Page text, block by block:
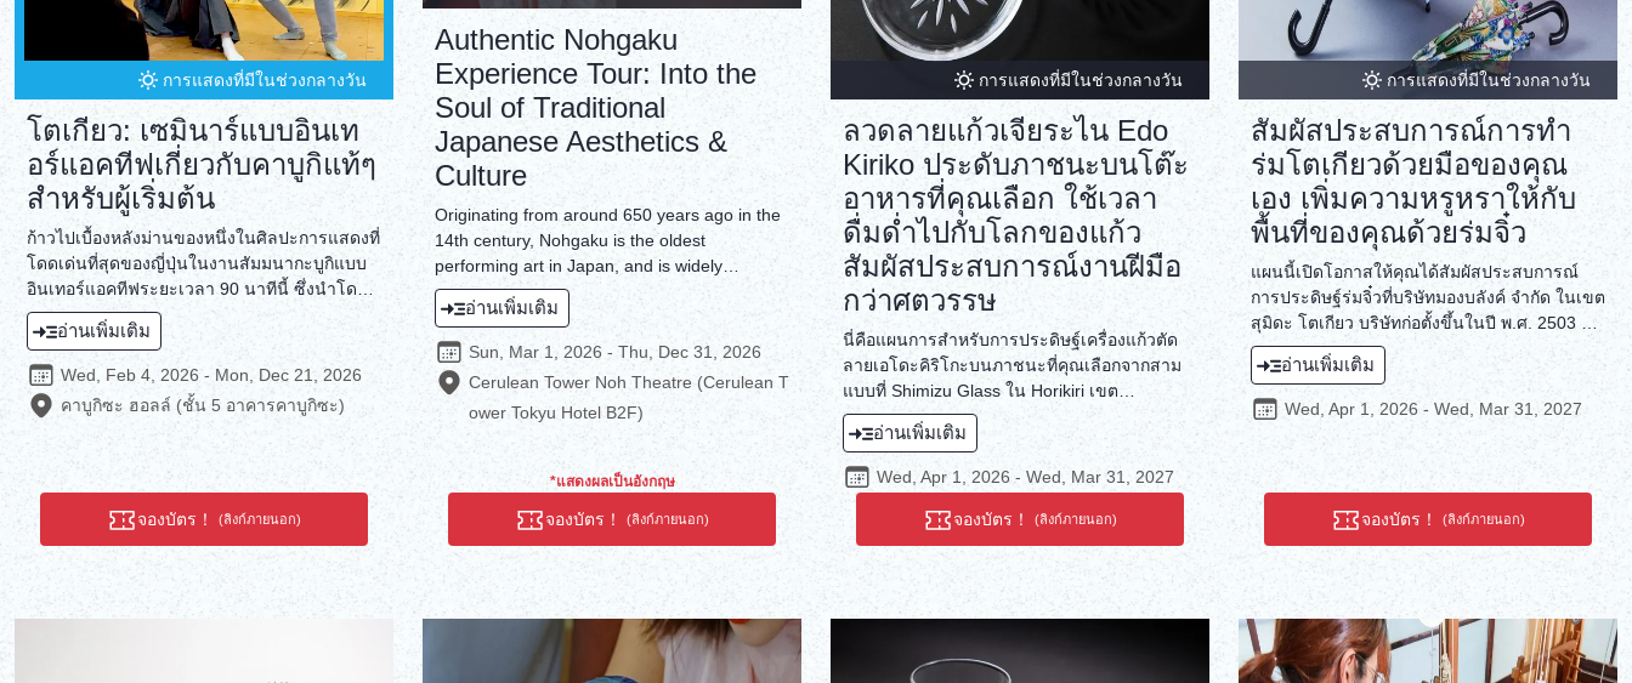
การแสดงที่มีในช่วงกลางวัน
โตเกียว: เซมินาร์แบบอินเท
อร์แอคทีฟเกี่ยวกับคาบูกิแท้ๆ
สำหรับผู้เริ่มต้น
ก้าวไปเบื้องหลังม่านของหนึ่งในศิลปะการแสดงที่
โดดเด่นที่สุดของญี่ปุ่นในงานสัมมนากะบูกิแบบ
อินเทอร์แอคทีฟระยะเวลา 90 นาทีนี้ ซึ่งนำโดย
นักแสดงกะบูกิมืออาชีพที่โรงละครกะบูกิซะในกิน
ซ่า โปรแกรมสุดพิเศษนี้จะพาคุณสำรวจ
ประวัติศาสตร์อันยาวนานและเทคนิคอันเป็น
เอกลักษณ์ของกะบุกิ!
อ่านเพิ่มเติม
Wed, Feb 4, 2026 - Mon, Dec 21, 2026
คาบูกิซะ ฮอลล์ (ชั้น 5 อาคารคาบูกิซะ)
จองบัตร！ (ลิงก์ภายนอก)
Authentic Nohgaku
Experience Tour: Into the
Soul of Traditional
Japanese Aesthetics &
Culture
Originating from around 650 years ago in the
14th century, Nohgaku is the oldest
performing art in Japan, and is widely
considered the world's oldest form of musical
theater. It was registered as a UNESCO
Intangible Cultural Heritage in 2001 and is
recognized as one of the world's oldest forms
of theater. But it is not just theater; it is an art
form that encapsulates Japanese aesthetics
and spirituality, a classical performing art that
transcends words and allows viewers to get in
touch with Japanese culture.This tour, which
includes performances, explanations, and
experiences by real Noh performers who
opportunity to dive deep into the soul of
Japanese culture along with Noh performers.
อ่านเพิ่มเติม
Sun, Mar 1, 2026 - Thu, Dec 31, 2026
Cerulean Tower Noh Theatre (Cerulean T
ower Tokyu Hotel B2F)
*แสดงผลเป็นอังกฤษ
จองบัตร！ (ลิงก์ภายนอก)
การแสดงที่มีในช่วงกลางวัน
ลวดลายแก้วเจียระไน Edo
Kiriko ประดับภาชนะบนโต๊ะ
อาหารที่คุณเลือก ใช้เวลา
ดื่มด่ำไปกับโลกของแก้ว
สัมผัสประสบการณ์งานฝีมือ
กว่าศตวรรษ
นี่คือแผนการสำหรับการประดิษฐ์เครื่องแก้วตัด
ลายเอโดะคิริโกะบนภาชนะที่คุณเลือกจากสาม
แบบที่ Shimizu Glass ใน Horikiri เขต
Katsushika-ku Shimizu Glass ก่อตั้งขึ้นในปี
1923 ในฐานะบริษัทแปรรูปแก้ว และได้พัฒนา
เทคนิคการแปรรูปแก้วอย่างต่อเนื่องตลอดหนึ่ง
ศตวรรษ ผลิตภัณฑ์เครื่องแก้วตัดลายเอโดะคิริ
โกะที่เปี่ยมไปด้วยประสบการณ์อันยาวนานนี้ คือ
ผลงานศิลปะที่มีลวดลายอันวิจิตรบรรจงที่คุณ
สีสันให้กับโต๊ะอาหารของคุณ สัมผัส
ประกายอันเจิดจรัส
อ่านเพิ่มเติม
Wed, Apr 1, 2026 - Wed, Mar 31, 2027
จองบัตร！ (ลิงก์ภายนอก)
การแสดงที่มีในช่วงกลางวัน
สัมผัสประสบการณ์การทำ
ร่มโตเกียวด้วยมือของคุณ
เอง เพิ่มความหรูหราให้กับ
พื้นที่ของคุณด้วยร่มจิ๋ว
แผนนี้เปิดโอกาสให้คุณได้สัมผัสประสบการณ์
การประดิษฐ์ร่มจิ๋วที่บริษัทมองบลังค์ จำกัด ในเขต
สุมิดะ โตเกียว บริษัทก่อตั้งขึ้นในปี พ.ศ. 2503 ใน
ฐานะผู้ผลิตร่ม ร่มสไตล์ตะวันตกที่ย้อมด้วยผ้าด้วย
เทคนิคโฮกุชิโอริแบบดั้งเดิมของญี่ปุ่น ได้รับ
ความนิยมไม่เพียงแต่เป็นของใช้ในชีวิตประจำ
วันเท่านั้น แต่ยังเป็นงานศิลปะอีกด้วย เทคนิคการ
ประดิษฐ์ร่มที่ทำด้วยมืออย่างพิถีพิถันของมองบลัง
ค์ยังถูกนำมาใช้อย่างเต็มประสิทธิภาพในการ
ประดิษฐ์ร่มจิ๋วเหล่านี้ ประสบการณ์นี้จะให้คุณได้
สัมผัสศิลปะการประดิษฐ์ร่มที่ใส่ใจในรายละเอียด
และงานฝีมืออันประณีต
อ่านเพิ่มเติม
Wed, Apr 1, 2026 - Wed, Mar 31, 2027
จองบัตร！ (ลิงก์ภายนอก)